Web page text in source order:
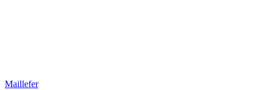
Maillefer